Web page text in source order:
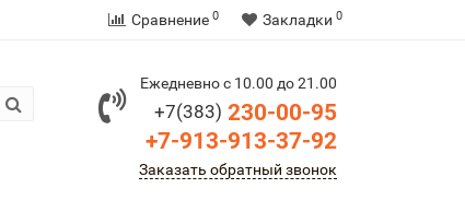
Сравнение 0 Закладки 0
Ежедневно с 10.00 до 21.00
+7(383) 230-00-95
+7-913-913-37-92
Заказать обратный звонок